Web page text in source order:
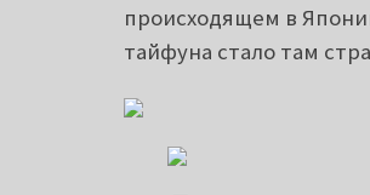
происходящем в
тайфуна стало там